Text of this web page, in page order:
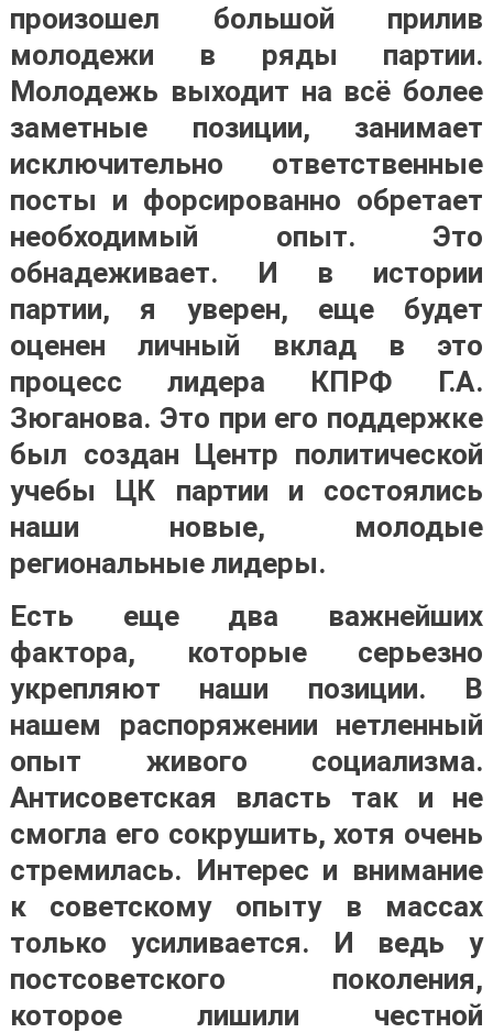
произошел большой прилив
молодежи в ряды партии.
Молодежь выходит на всё более
заметные позиции, занимает
исключительно ответственные
посты и форсированно обретает
необходимый опыт. Это
обнадеживает. И в истории
партии, я уверен, еще будет
оценен личный вклад в это
процесс лидера КПРФ Г.А.
Зюганова. Это при его поддержке
был создан Центр политической
учебы ЦК партии и состоялись
наши новые, молодые
региональные лидеры.
Есть еще два важнейших
фактора, которые серьезно
укрепляют наши позиции. В
нашем распоряжении нетленный
опыт живого социализма.
Антисоветская власть так и не
смогла его сокрушить, хотя очень
стремилась. Интерес и внимание
к советскому опыту в массах
только усиливается. И ведь у
постсоветского поколения,
которое лишили честной